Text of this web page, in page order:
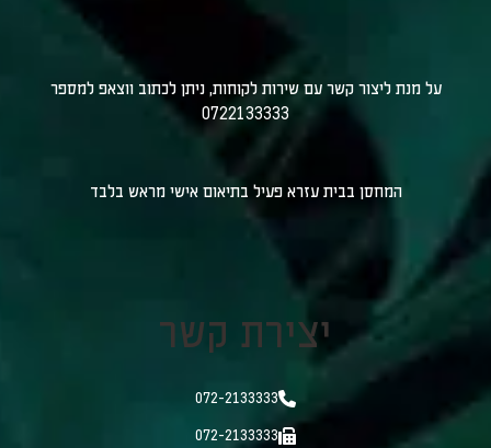
על מנת ליצור קשר עם שירות לקוחות, ניתן לכתוב ווצאפ למספר
0722133333
המחסן בבית עזרא פעיל בתיאום אישי מראש בלבד
יצירת קשר
072-2133333
072-2133333